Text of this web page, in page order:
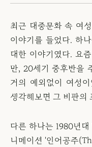
최근 대중문화 속 여
이야기를 들었다. 하
대한 이야기였다. 요
만, 20세기 중후반을
거의 예외없이 여성
생각해보면 그 비판의
다른 하나는 1980년
니메이션 '인어공주